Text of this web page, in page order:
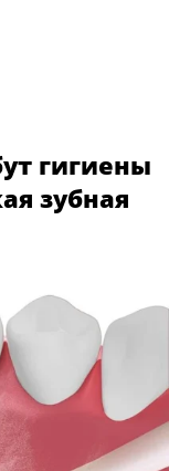
гигиены
зубная